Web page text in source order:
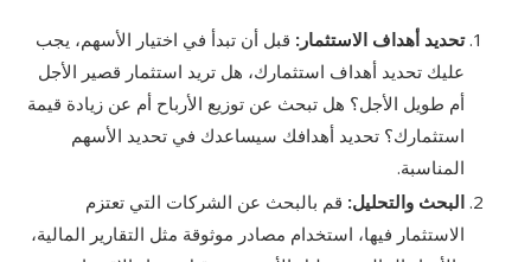
تحديد أهداف الاستثمار: قبل أن تبدأ في اختيار الأسهم، يجب
عليك تحديد أهداف استثمارك، هل تريد استثمار قصير الأجل
أم طويل الأجل؟ هل تبحث عن توزيع الأرباح أم عن زيادة قيمة
استثمارك؟ تحديد أهدافك سيساعدك في تحديد الأسهم
المناسبة.
البحث والتحليل: قم بالبحث عن الشركات التي تعتزم
الاستثمار فيها، استخدام مصادر موثوقة مثل التقارير المالية،